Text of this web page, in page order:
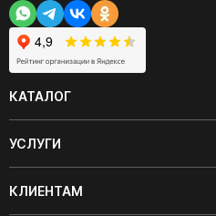
КАТАЛОГ
УСЛУГИ
КЛИЕНТАМ